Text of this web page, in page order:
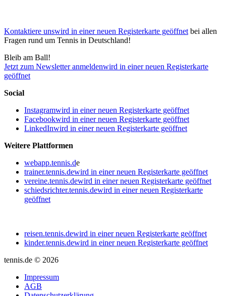
Kontaktiere unswird in einer neuen Registerkarte geöffnet bei allen
Fragen rund um Tennis in Deutschland!
Bleib am Ball!
Jetzt zum Newsletter anmeldenwird in einer neuen Registerkarte
geöffnet
Social
Instagramwird in einer neuen Registerkarte geöffnet
Facebookwird in einer neuen Registerkarte geöffnet
LinkedInwird in einer neuen Registerkarte geöffnet
Weitere Plattformen
webapp.tennis.de
trainer.tennis.dewird in einer neuen Registerkarte geöffnet
vereine.tennis.dewird in einer neuen Registerkarte geöffnet
schiedsrichter.tennis.dewird in einer neuen Registerkarte
geöffnet
reisen.tennis.dewird in einer neuen Registerkarte geöffnet
kinder.tennis.dewird in einer neuen Registerkarte geöffnet
tennis.de © 2026
Impressum
AGB